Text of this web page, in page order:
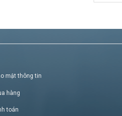
mật thông tin
hàng
toán